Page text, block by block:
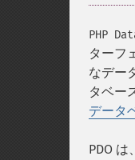
PHP
ターフ
なデー
タベー
データ
PDO は、